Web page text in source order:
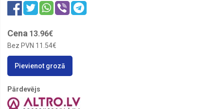
Cena 13.96€
Bez PVN 11.54€
Pievienot grozā
Pārdevējs